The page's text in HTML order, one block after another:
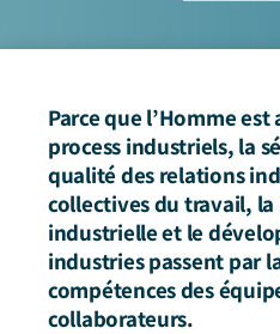
Parce que l’Homme
process industriels, la
qualité des relations
collectives du travail,
industrielle et le
industries passent par
compétences des
collaborateurs.